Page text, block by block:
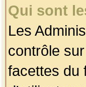
Qui sont
Les
contrôle
facettes du